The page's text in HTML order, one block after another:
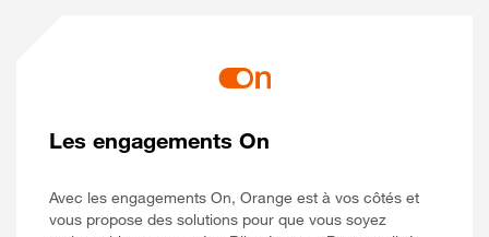
Les engagements On
Avec les engagements On, Orange est à vos côtés et
vous propose des solutions pour que vous soyez